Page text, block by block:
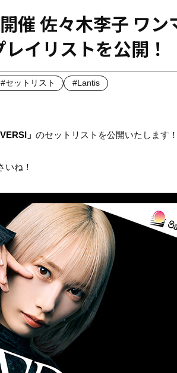
催 佐々木李子 ワン
イリストを公開！
#セットリスト #Lantis
」のセットリストを公開いたします！
いね！